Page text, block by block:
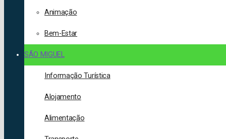
Animação
Bem-Estar
SÃO MIGUEL
Informação Turística
Alojamento
Alimentação